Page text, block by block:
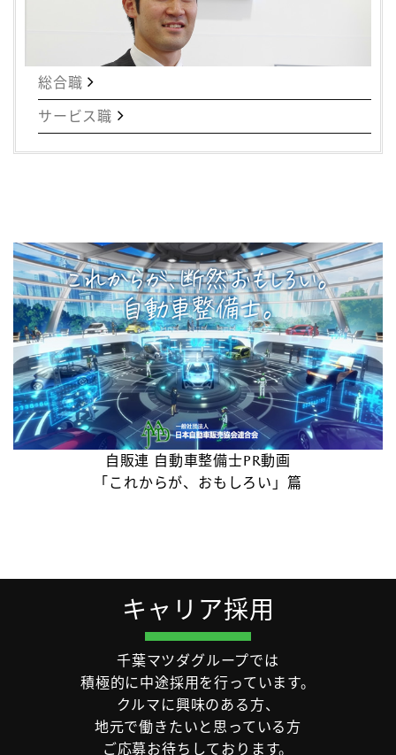
総合職
サービス職
自販連 自動車整備士PR動画
「これからが、おもしろい」篇
キャリア採用
千葉マツダグループでは
積極的に中途採用を行っています。
クルマに興味のある方、
地元で働きたいと思っている方
ご応募お待ちしております。